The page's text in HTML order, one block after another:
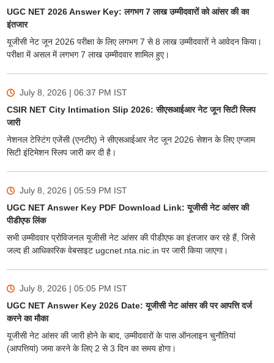
UGC NET 2026 Answer Key: लगभग 7 लाख उम्मीदवारों को आंसर की का
इंतजार
यूजीसी नेट जून 2026 परीक्षा के लिए लगभग 7 से 8 लाख उम्मीदवारों ने आवेदन किया।
परीक्षा में असल में लगभग 7 लाख उम्मीदवार शामिल हुए।
July 8, 2026 | 06:37 PM IST
CSIR NET City Intimation Slip 2026: सीएसआईआर नेट जून सिटी स्लिप
जारी
नेशनल टेस्टिंग एजेंसी (एनटीए) ने सीएसआईआर नेट जून 2026 सेशन के लिए एग्जाम
सिटी इंटिमेशन स्लिप जारी कर दी है।
July 8, 2026 | 05:59 PM IST
UGC NET Answer Key PDF Download Link: यूजीसी नेट आंसर की
पीडीएफ लिंक
सभी उम्मीदवार प्रोविजनल यूजीसी नेट आंसर की पीडीएफ का इंतजार कर रहे हैं, जिसे
जल्द ही आधिकारिक वेबसाइट ugcnet.nta.nic.in पर जारी किया जाएगा।
July 8, 2026 | 05:05 PM IST
UGC NET Answer Key 2026 Date: यूजीसी नेट आंसर की पर आपत्ति दर्ज
करने का मौका
यूजीसी नेट आंसर की जारी होने के बाद, उम्मीदवारों के पास ऑनलाइन चुनौतियां
(आपत्तियां) जमा करने के लिए 2 से 3 दिन का समय होगा।